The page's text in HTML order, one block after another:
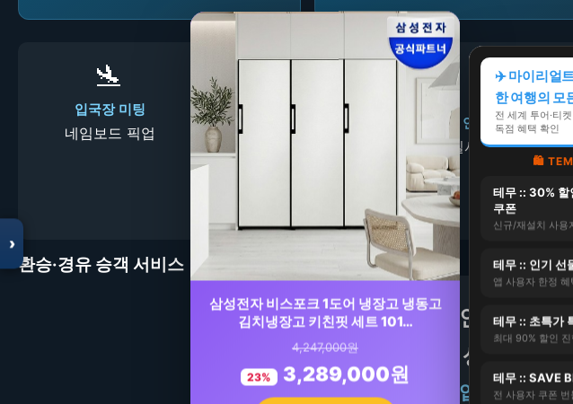
🛬
입국장 미팅
네임보드 픽업
24시간
새벽·심야 대응
✈️
연착 무료대기
실시간 항공 추적
환승·경유 승객 서비스
인천공항 환승 시간이 6시간
이상이면 서울 시내 반나절
투어가 가능합니다. 공항 입
국 → 서울 명소 투어(경복궁
·명동·남산) → 공항 복귀 코
설계합니다.
✈️ 인천공항 픽
업 상세 안내
🛬 입국 픽업 프
✈️ 마이리얼
한 여행의 모
전 세계 투어·티
독점 혜택 확인
🛍️
테무 :: 30%
쿠폰
신규/재설치 사용
테무 :: 인기 선
앱 사용자 한정 혜
테무 :: 초특가
최대 90% 할인 진
테무 :: SAVE
전 사용자 쿠폰 번
삼성전자 비스포크 1도어 냉장고 냉동고
김치냉장고 키친핏 세트 101…
4,247,000원
23% 3,289,000원
›